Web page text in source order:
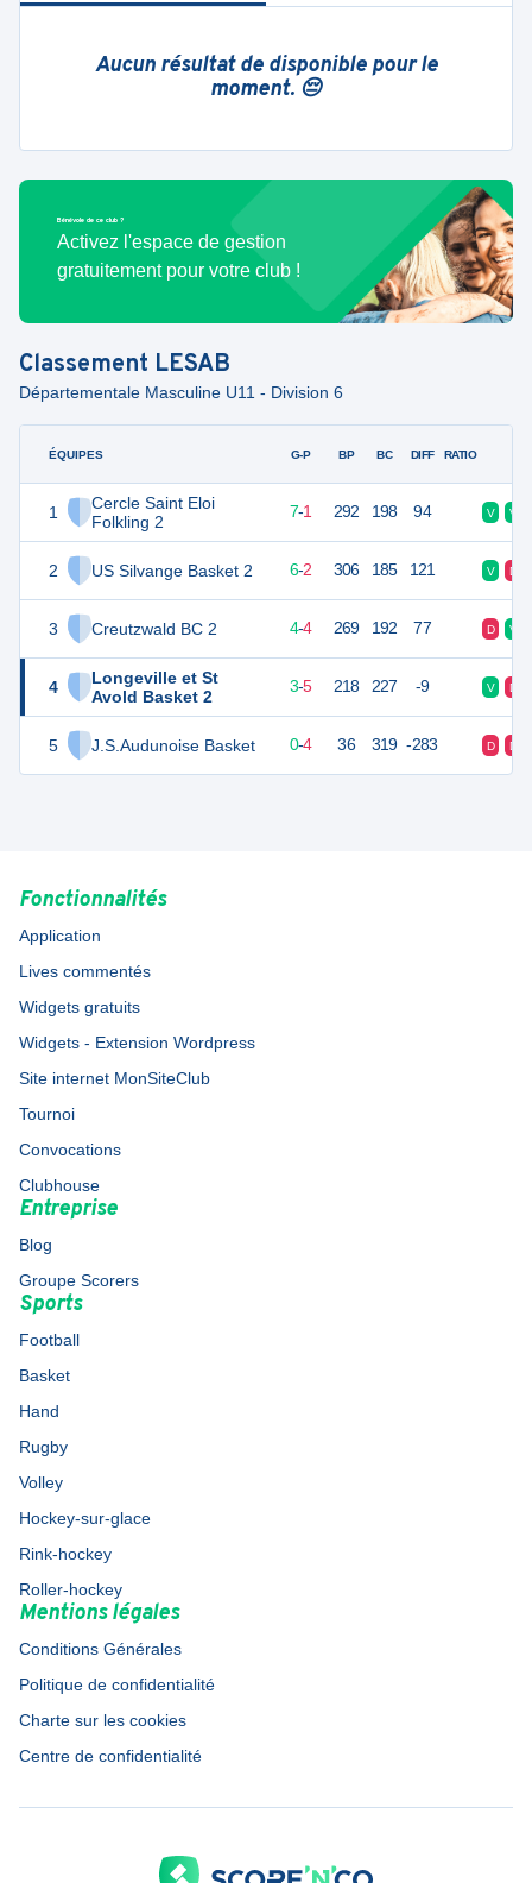
Aucun résultat de disponible pour le
moment. 😔
Bénévole de ce club ?
Activez l'espace de gestion
gratuitement pour votre club !
Classement LESAB
Départementale Masculine U11 - Division 6
ÉQUIPES
1
Cercle Saint Eloi
Folkling 2
2 US Silvange Basket 2
3 Creutzwald BC 2
4
Longeville et St
Avold Basket 2
5 J.S.Audunoise Basket
G-P BP BC DIFF RATIO
34 7-1 292 198 94 V V
34 8 6-2 306 185 121 V D
23 4-4 269 192 77 D V
21 3-5 218 227 -9 V D
5 8 0-4 36 319 -283 D D
Fonctionnalités
Application
Lives commentés
Widgets gratuits
Widgets - Extension Wordpress
Site internet MonSiteClub
Tournoi
Convocations
Clubhouse
Entreprise
Blog
Groupe Scorers
Sports
Football
Basket
Hand
Rugby
Volley
Hockey-sur-glace
Rink-hockey
Roller-hockey
Mentions légales
Conditions Générales
Politique de confidentialité
Charte sur les cookies
Centre de confidentialité